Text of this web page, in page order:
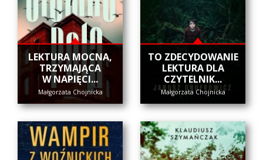
​LEKTURA MOCNA,
TRZYMAJĄCA
W NAPIĘCI...
Małgorzata Chojnicka
​TO ZDECYDOWANIE
LEKTURA DLA
CZYTELNIK...
Małgorzata Chojnicka